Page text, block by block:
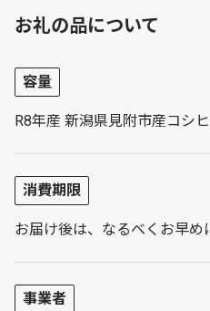
お礼の品について
容量
R8年産 新潟県見附市産コシ
消費期限
お届け後は、なるべくお早め
事業者